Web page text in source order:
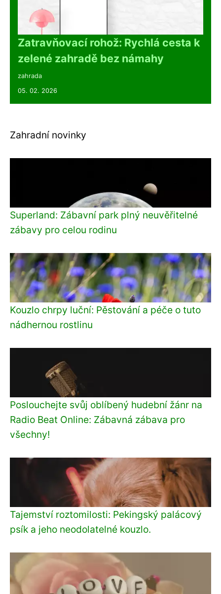
Zatravňovací rohož: Rychlá cesta k
zelené zahradě bez námahy
zahrada
05. 02. 2026
Zahradní novinky
Superland: Zábavní park plný neuvěřitelné
zábavy pro celou rodinu
Kouzlo chrpy luční: Pěstování a péče o tuto
nádhernou rostlinu
Poslouchejte svůj oblíbený hudební žánr na
Radio Beat Online: Zábavná zábava pro
všechny!
Tajemství roztomilosti: Pekingský palácový
psík a jeho neodolatelné kouzlo.